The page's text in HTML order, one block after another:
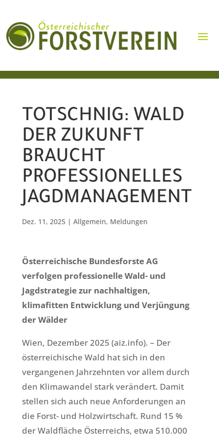
TOTSCHNIG: WALD
DER ZUKUNFT
BRAUCHT
PROFESSIONELLES
JAGDMANAGEMENT
Dez. 11, 2025| Allgemein, Meldungen
Österreichische Bundesforste AG
verfolgen professionelle Wald- und
Jagdstrategie zur nachhaltigen,
klimafitten Entwicklung und Verjüngung
der Wälder
Wien, Dezember 2025 (aiz.info). – Der
österreichische Wald hat sich in den
vergangenen Jahrzehnten vor allem durch
den Klimawandel stark verändert. Damit
stellen sich auch neue Anforderungen an
die Forst- und Holzwirtschaft. Rund 15 %
der Waldfläche Österreichs, etwa 510.000